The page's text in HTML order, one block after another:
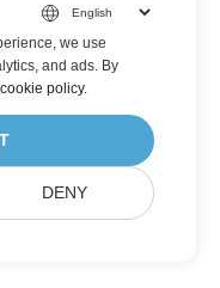
we use
and ads. By
policy.
DENY